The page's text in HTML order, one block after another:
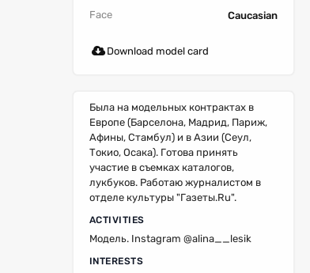
Face
Caucasian
Download model card
Была на модельных контрактах в
Европе (Барселона, Мадрид, Париж,
Афины, Стамбул) и в Азии (Сеул,
Токио, Осака). Готова принять
участие в съемках каталогов,
лукбуков. Работаю журналистом в
отделе культуры "Газеты.Ru".
ACTIVITIES
Модель. Instagram @alina__lesik
INTERESTS